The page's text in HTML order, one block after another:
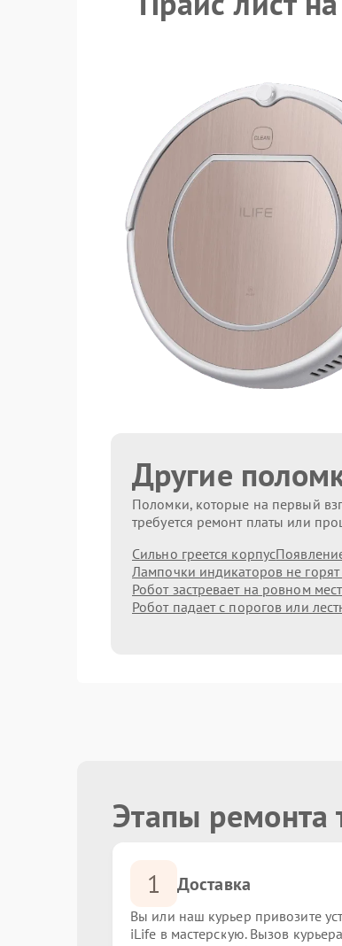
Другие
Поломки, которые на первый
требуется ремонт платы или
Сильно греется корпус
Лампочки индикаторов не
Робот застревает на ровном
Робот падает с порогов или
Этапы ремонта
1 Доставка
Вы или наш курьер привозите
iLife в мастерскую. Вызов курьера